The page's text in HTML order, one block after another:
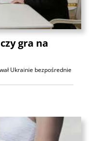
gra na
Ukrainie bezpośrednie